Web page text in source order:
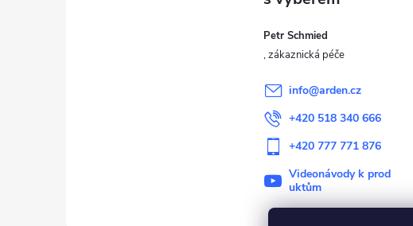
Petr Schmied
info@arden.cz
+420 518 340 666
+420 777 771 876
Videonávody k prod
uktům